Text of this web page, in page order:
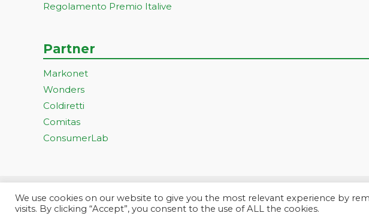
Regolamento Premio Italive
Partner
Markonet
Wonders
Coldiretti
Comitas
ConsumerLab
Progetto ideato e gestito dalla Markonet srl - Piazza
We use cookies on our website to give you the most relevant experience by
visits. By clicking “Accept”, you consent to the use of ALL the cookies.